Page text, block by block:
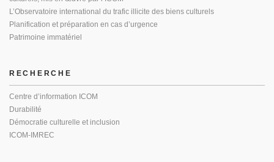
L’Observatoire international du trafic illicite des biens culturels
Planification et préparation en cas d’urgence
Patrimoine immatériel
RECHERCHE
Centre d’information ICOM
Durabilité
Démocratie culturelle et inclusion
ICOM-IMREC